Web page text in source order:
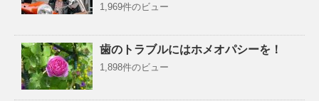
1,969件のビュー
歯のトラブルにはホメオパシーを！
1,898件のビュー